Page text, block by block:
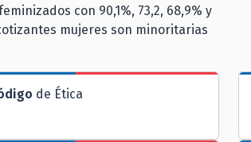
con 90,1%, 73,2, 68,9% y
mujeres son minoritarias
de Ética